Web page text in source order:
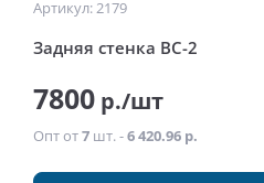
Артикул: 2179
Задняя стенка BC-2
7800 р./шт
Опт от7 шт. -6 420.96 р.